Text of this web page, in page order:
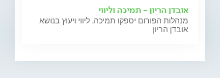
אובדן הריון - תמיכה וליווי
מנהלות הפורום יספקו תמיכה, ליווי ויעוץ בנושא
אובדן הריון